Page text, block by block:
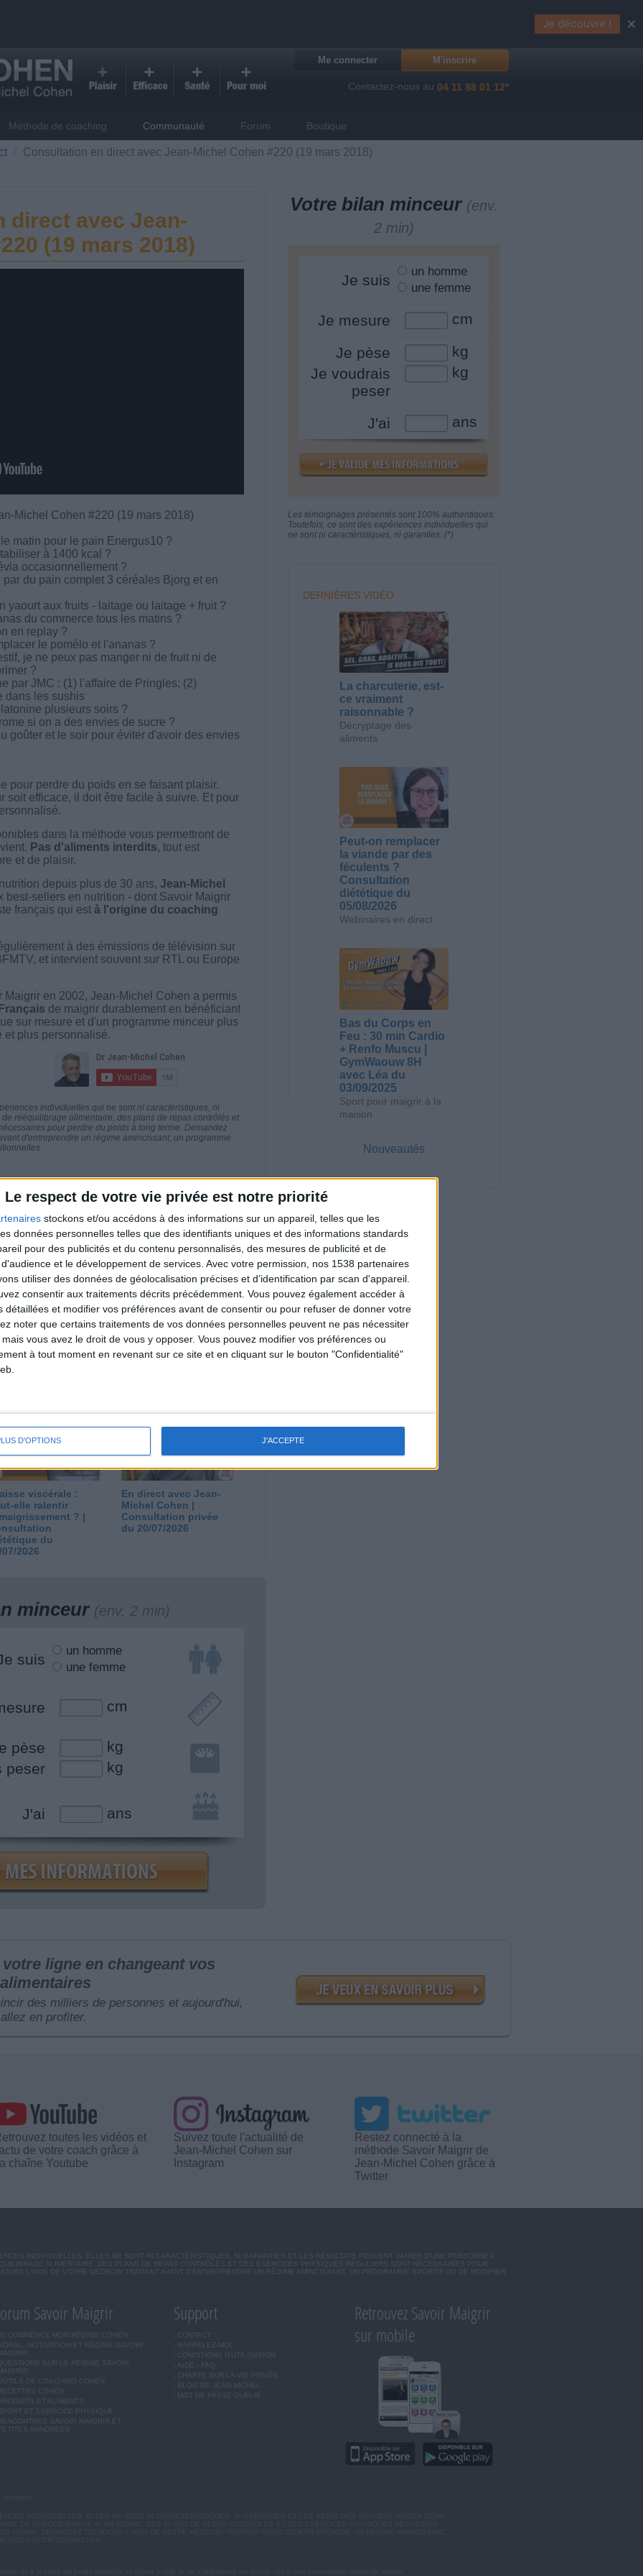
Le respect de votre vie privée est notre priorité
stockons et/ou accédons à des informations sur un appareil, telles que les
données personnelles telles que des identifiants uniques et des informations standards
pour des publicités et du contenu personnalisés, des mesures de publicité et de
et le développement de services. Avec votre permission, nos 1538 partenaires
utiliser des données de géolocalisation précises et d’identification par scan d'appareil.
consentir aux traitements décrits précédemment. Vous pouvez également accéder à
détaillées et modifier vos préférences avant de consentir ou pour refuser de donner votre
noter que certains traitements de vos données personnelles peuvent ne pas nécessiter
vous avez le droit de vous y opposer. Vous pouvez modifier vos préférences ou
à tout moment en revenant sur ce site et en cliquant sur le bouton "Confidentialité"
D'OPTIONS J'ACCEPTE
Me connecter M'inscrire
Contactez-nous au 04 11 88 01 12*
Méthode de coaching Communauté Forum Boutique
Consultation en direct avec Jean-Michel Cohen #220 (19 mars 2018)
direct avec Jean-
(19 mars 2018)
Michel Cohen #220 (19 mars 2018)
matin pour le pain Energus10 ?
à 1400 kcal ?
occasionnellement ?
du pain complet 3 céréales Bjorg et en
yaourt aux fruits - laitage ou laitage + fruit ?
du commerce tous les matins ?
en replay ?
le pomélo et l'ananas ?
je ne peux pas manger ni de fruit ni de
?
par JMC : (1) l'affaire de Pringles; (2)
dans les sushis
plusieurs soirs ?
si on a des envies de sucre ?
goûter et le soir pour éviter d'avoir des envies
pour perdre du poids en se faisant plaisir.
soit efficace, il doit être facile à suivre. Et pour
dans la méthode vous permettront de
Pas d'aliments interdits, tout est
et de plaisir.
depuis plus de 30 ans, Jean-Michel
best-sellers en nutrition - dont Savoir Maigrir
français qui est à l'origine du coaching
à des émissions de télévision sur
et intervient souvent sur RTL ou Europe
Maigrir en 2002, Jean-Michel Cohen a permis
de maigrir durablement en bénéficiant
sur mesure et d'un programme minceur plus
et plus personnalisé.
individuelles qui ne sont ni caractéristiques, ni
rééquilibrage alimentaire, des plans de repas contrôlés et
pour perdre du poids à long terme. Demandez
d'entreprendre un régime amincissant, un programme
Voir tout
en live en participant à des vidéo-
et les diététiciennes du programme.
plan à 1600
est-il trop
viscérale :
elle ralentir
? |
du
07/2026
En direct avec Jean-
Michel Cohen |
Consultation privée
du 20/07/2026
minceur (env. 2 min)
suis
un homme
une femme
cm
pèse
kg
peser
kg
J'ai ans
Votre bilan minceur (env.
2 min)
Je suis
un homme
une femme
Je mesure cm
Je pèse
kg
Je voudrais
peser
kg
J'ai ans
Les témoignages présentés sont 100% authentiques.
Toutefois, ce sont des expériences individuelles qui
ne sont ni caractéristiques, ni garanties. (*)
DERNIÈRES VIDÉO
La charcuterie, est-
ce vraiment
raisonnable ?
Décryptage des
aliments
Peut-on remplacer
la viande par des
féculents ?
Consultation
diététique du
05/08/2026
Webinaires en direct
Bas du Corps en
Feu : 30 min Cardio
+ Renfo Muscu |
GymWaouw 8H
avec Léa du
03/09/2025
Sport pour maigrir à la
maison
Nouveautés
ligne en changeant vos
des milliers de personnes et aujourd'hui,
en profiter.
toutes les vidéos et
de votre coach grâce à
chaîne Youtube
Suivez toute l'actualité de
Jean-Michel Cohen sur
Instagram
Restez connecté à la
méthode Savoir Maigrir de
Jean-Michel Cohen grâce à
Twitter
INDIVIDUELLES. ELLES NE SONT NI CARACTÉRISTIQUES, NI GARANTIES ET LES RÉSULTATS PEUVENT VARIER D'UNE PERSONNE A
ALIMENTAIRE, DES PLANS DE REPAS CONTRÔLÉS ET DES EXERCICES PHYSIQUES RÉGULIERS SONT NÉCESSAIRES POUR
L'AVIS DE VOTRE MÉDECIN TRAITANT AVANT D'ENTREPRENDRE UN RÉGIME AMINCISSANT, UN PROGRAMME SPORTIF OU DE MODIFIER
Savoir Maigrir
JE COMMENCE MON RÉGIME COHEN
MORAL, MOTIVATION ET RÉGIME SAVOIR
MAIGRIR
QUESTIONS SUR LE RÉGIME SAVOIR
MAIGRIR
OUTILS DE COACHING COHEN
RECETTES COHEN
PRODUITS ET ALIMENTS
SPORT ET EXERCICE PHYSIQUE
RENCONTRES SAVOIR MAIGRIR ET
PETITES ANNONCES
Support
CONTACT
RAPPELEZ-MOI
CONDITIONS D'UTILISATION
AIDE - FAQ
CHARTE SUR LA VIE PRIVÉE
BLOG DE JEAN MICHEL
MOT DE PASSE OUBLIÉ
Retrouvez Savoir Maigrir
sur mobile
Je découvre ! ×